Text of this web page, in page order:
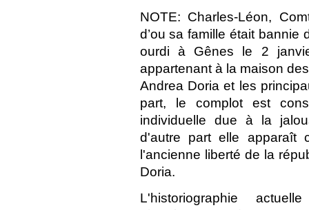
NOTE: Charles-Léon,
d’ou sa famille était
ourdi à Gênes le 2
appartenant à la maison
Andrea Doria et les
part, le complot est
individuelle due à la
d'autre part elle apparaît
l'ancienne liberté de la
Doria.
L'historiographie